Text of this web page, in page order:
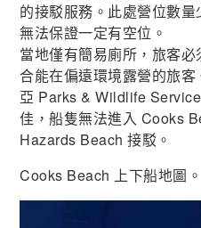
的接駁服務。此處營位數量
無法保證一定有空位。
當地僅有簡易廁所，旅客
合能在偏遠環境露營的旅
亞 Parks & Wildlife
佳，船隻無法進入 Cooks
Hazards Beach 接駁。
Cooks Beach 上下船地圖。